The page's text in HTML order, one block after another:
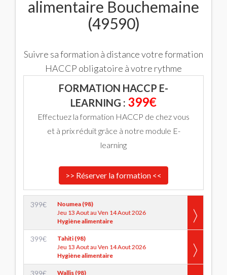
alimentaire Bouchemaine
(49590)
Suivre sa formation à distance votre formation
HACCP obligatoire à votre rythme
FORMATION HACCP E-
LEARNING : 399€
Effectuez la formation HACCP de chez vous
et à prix réduit grâce à notre module E-
learning
>> Réserver la formation <<
399€
Noumea (98)
Jeu 13 Aout au Ven 14 Aout 2026
Hygiène alimentaire
399€
Tahiti (98)
Jeu 13 Aout au Ven 14 Aout 2026
Hygiène alimentaire
399€ Wallis (98)